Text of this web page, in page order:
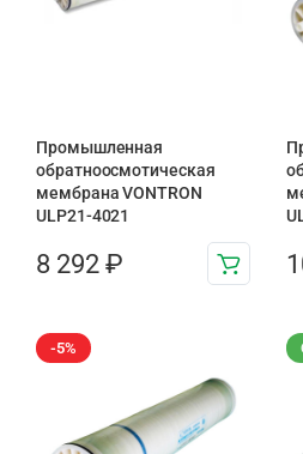
Промышленная
обратноосмотическая
мембрана VONTRON
ULP21-4021
8 292 ₽
-5%